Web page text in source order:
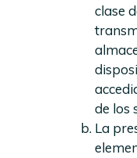
clase
de los
La